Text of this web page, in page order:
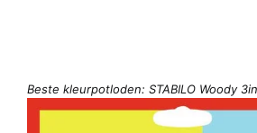
Beste kleurpotloden: STABILO Woody